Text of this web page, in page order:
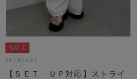
archives
【ＳＥＴ ＵＰ対応】ストライ